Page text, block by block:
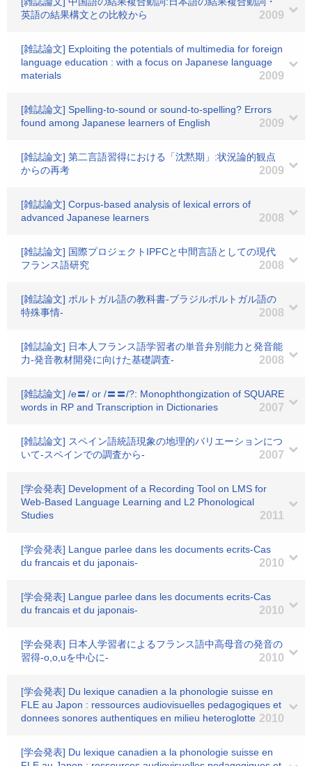
英語の結果構文との比較から
2009
[雑誌論文] Exploiting the potentials of multimedia for foreign
language education : with a focus on Japanese language
materials
2009
[雑誌論文] Spelling-to-sound or sound-to-spelling? Errors
found among Japanese learners of English
2009
[雑誌論文] 第二言語習得における「沈黙期」:状況論的観点
からの再考
2009
[雑誌論文] Corpus-based analysis of lexical errors of
advanced Japanese learners
2008
[雑誌論文] 国際プロジェクトIPFCと中間言語としての現代
フランス語研究
2008
[雑誌論文] ポルトガル語の教科書-ブラジルポルトガル語の
特殊事情-
2008
[雑誌論文] 日本人フランス語学習者の単音弁別能力と発音能
力-発音教材開発に向けた基礎調査-
2008
[雑誌論文] /e〓/ or /〓〓/?: Monophthongization of SQUARE
words in RP and Transcription in Dictionaries
2007
[雑誌論文] スペイン語統語現象の地理的バリエーションにつ
いて-スペインでの調査から-
2007
[学会発表] Development of a Recording Tool on LMS for
Web-Based Language Learning and L2 Phonological
Studies
2011
[学会発表] Langue parlee dans les documents ecrits-Cas
du francais et du japonais-
2010
[学会発表] Langue parlee dans les documents ecrits-Cas
du francais et du japonais-
2010
[学会発表] 日本人学習者によるフランス語中高母音の発音の
習得-o,o,uを中心に-
2010
[学会発表] Du lexique canadien a la phonologie suisse en
FLE au Japon : ressources audiovisuelles pedagogiques et
donnees sonores authentiques en milieu heteroglotte 2010
[学会発表] Du lexique canadien a la phonologie suisse en